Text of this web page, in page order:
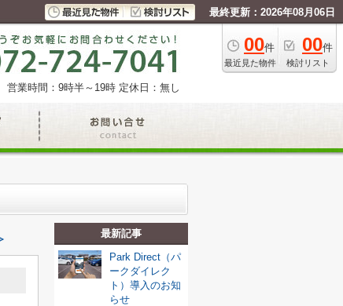
最終更新：2026年08月06日
00件
最近見た物件
00件
検討リスト
営業時間：9時半～19時 定休日：無し
最新記事
Park Direct（パ
ークダイレク
ト）導入のお知
らせ